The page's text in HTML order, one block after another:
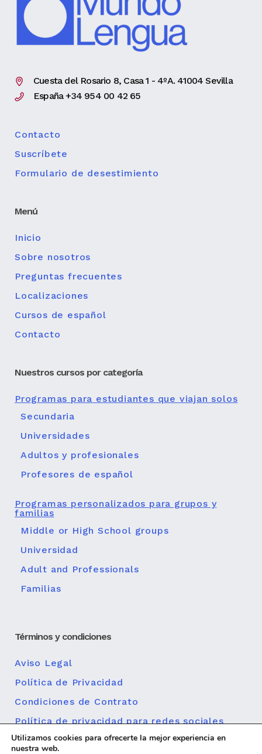
Cuesta del Rosario 8, Casa 1 - 4ºA. 41004 Sevilla
España +34 954 00 42 65
Contacto
Suscríbete
Formulario de desestimiento
Menú
Inicio
Sobre nosotros
Preguntas frecuentes
Localizaciones
Cursos de español
Contacto
Nuestros cursos por categoría
Programas para estudiantes que viajan solos
Secundaria
Universidades
Adultos y profesionales
Profesores de español
Programas personalizados para grupos y
familias
Middle or High School groups
Universidad
Adult and Professionals
Familias
Términos y condiciones
Aviso Legal
Política de Privacidad
Condiciones de Contrato
Política de privacidad para redes sociales
Política de cookies
Utilizamos cookies para ofrecerte la mejor experiencia en
nuestra web.